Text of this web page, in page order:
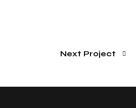
Next Project